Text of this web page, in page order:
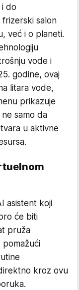
do
frizerski salon
već i o planeti.
vode i
godine, ovaj
litara vode,
prikazuje
samo da
u aktivne
asistent koji
će biti
pruža
pomažući
kroz ovu